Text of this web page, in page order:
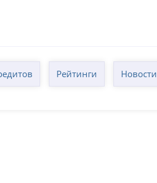
Рейтинги Новости